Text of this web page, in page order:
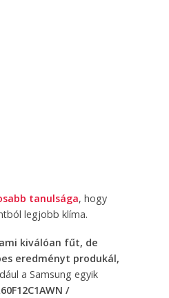
tanulsága, hogy
legjobb klíma.
kiválóan fűt, de
eredményt produkál,
a Samsung egyik
/